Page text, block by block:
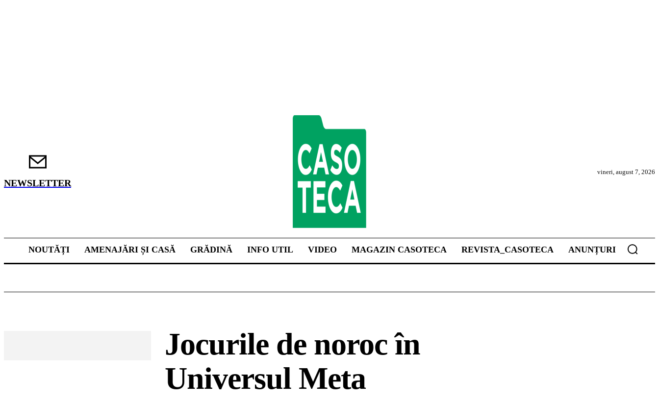
NEWSLETTER
vineri, august 7, 2026
NOUTĂȚI AMENAJĂRI ȘI CASĂ GRĂDINĂ INFO UTIL VIDEO MAGAZIN CASOTECA REVISTA_CASOTECA ANUNȚURI
Jocurile de noroc în
Universul Meta